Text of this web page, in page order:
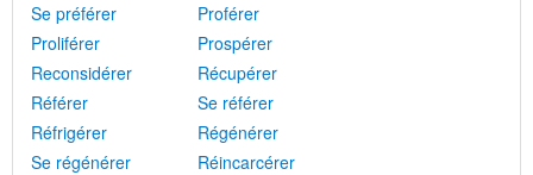
Se préférer
Proférer
Proliférer
Prospérer
Reconsidérer
Récupérer
Référer
Se référer
Réfrigérer
Régénérer
Se régénérer
Réincarcérer